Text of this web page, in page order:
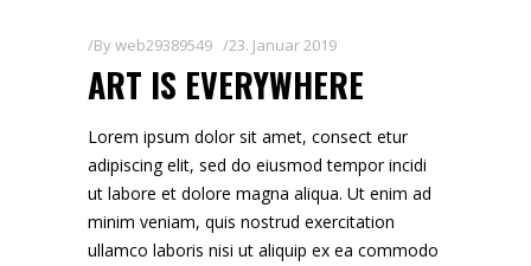
Byweb29389549 23. Januar 2019
ART IS EVERYWHERE
Lorem ipsum dolor sit amet, consect etur
adipiscing elit, sed do eiusmod tempor incidi
ut labore et dolore magna aliqua. Ut enim ad
minim veniam, quis nostrud exercitation
ullamco laboris nisi ut aliquip ex ea commodo